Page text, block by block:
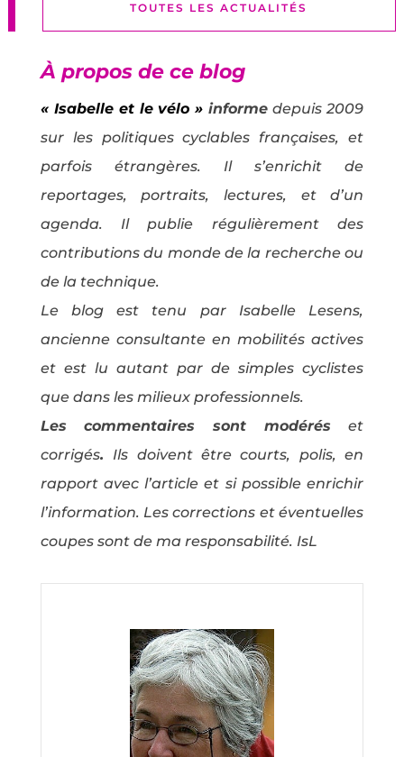
TOUTES LES ACTUALITÉS
À propos de ce blog
« Isabelle et le vélo » informe depuis 2009
sur les politiques cyclables françaises, et
parfois étrangères. Il s’enrichit de
reportages, portraits, lectures, et d’un
agenda. Il publie régulièrement des
contributions du monde de la recherche ou
de la technique.
Le blog est tenu par Isabelle Lesens,
ancienne consultante en mobilités actives
et est lu autant par de simples cyclistes
que dans les milieux professionnels.
Les commentaires sont modéréset
corrigés. Ils doivent être courts, polis, en
rapport avec l’article et si possible enrichir
l’information. Les corrections et éventuelles
coupes sont de ma responsabilité. IsL